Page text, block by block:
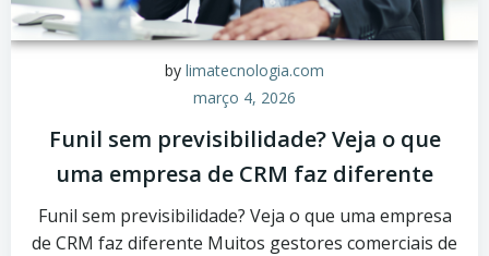
by limatecnologia.com
março 4, 2026
Funil sem previsibilidade? Veja o que
uma empresa de CRM faz diferente
Funil sem previsibilidade? Veja o que uma empresa
de CRM faz diferente Muitos gestores comerciais de